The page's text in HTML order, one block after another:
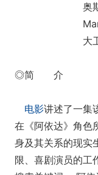
奥斯卡·古
Marisol
大卫·卡斯
◎简 介
电影讲述了一集
在《阿依达》角色
身及其关系的现实
限、喜剧演员的工